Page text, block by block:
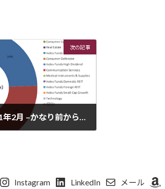
次の記事
セクターと業種 2021年2月 –かなり前から医療系の企業を買っていたのですが、コロナの世の中になり、その成果が出ている今日このごろです。(*^^*)
Instagram LinkedIn メール